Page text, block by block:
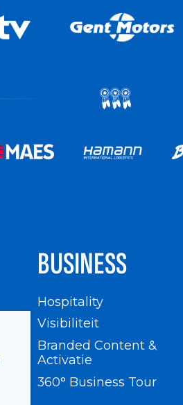
BUSINESS
Hospitality
Visibiliteit
Branded Content &
Activatie
360° Business Tour